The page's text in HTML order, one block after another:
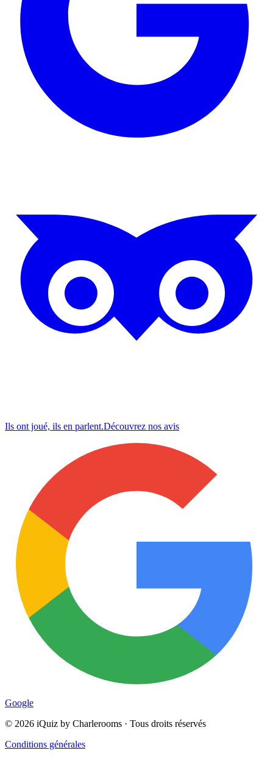
Ils ont joué, ils en parlent.Découvrez nos avis
Google
© 2026 iQuiz by Charlerooms · Tous droits réservés
Conditions générales